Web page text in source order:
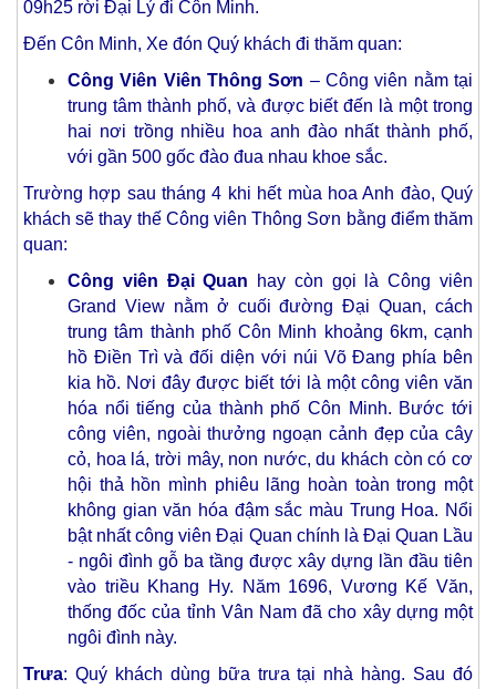
09h25 rời Đại Lý đi Côn Minh.
Đến Côn Minh, Xe đón Quý khách đi thăm quan:
Công Viên Viên Thông Sơn – Công viên nằm tại
trung tâm thành phố, và được biết đến là một trong
hai nơi trồng nhiều hoa anh đào nhất thành phố,
với gần 500 gốc đào đua nhau khoe sắc.
Trường hợp sau tháng 4 khi hết mùa hoa Anh đào, Quý
khách sẽ thay thế Công viên Thông Sơn bằng điểm thăm
quan:
Công viên Đại Quan hay còn gọi là Công viên
Grand View nằm ở cuối đường Đại Quan, cách
trung tâm thành phố Côn Minh khoảng 6km, cạnh
hồ Điền Trì và đối diện với núi Võ Đang phía bên
kia hồ. Nơi đây được biết tới là một công viên văn
hóa nổi tiếng của thành phố Côn Minh. Bước tới
công viên, ngoài thưởng ngoạn cảnh đẹp của cây
cỏ, hoa lá, trời mây, non nước, du khách còn có cơ
hội thả hồn mình phiêu lãng hoàn toàn trong một
không gian văn hóa đậm sắc màu Trung Hoa. Nổi
bật nhất công viên Đại Quan chính là Đại Quan Lầu
- ngôi đình gỗ ba tầng được xây dựng lần đầu tiên
vào triều Khang Hy. Năm 1696, Vương Kế Văn,
thống đốc của tỉnh Vân Nam đã cho xây dựng một
ngôi đình này.
Trưa: Quý khách dùng bữa trưa tại nhà hàng. Sau đó